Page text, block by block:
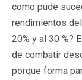
como pude
rendimientos
20% y al 30 %?
de combatir
porque forma